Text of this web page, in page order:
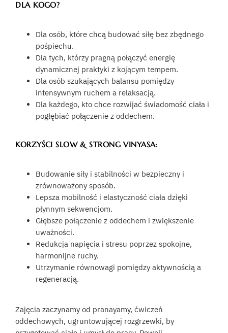
DLA KOGO?
Dla osób, które chcą budować siłę bez zbędnego
pośpiechu.
Dla tych, którzy pragną połączyć energię
dynamicznej praktyki z kojącym tempem.
Dla osób szukających balansu pomiędzy
intensywnym ruchem a relaksacją.
Dla każdego, kto chce rozwijać świadomość ciała i
pogłębiać połączenie z oddechem.
KORZYŚCI SLOW & STRONG VINYASA:
Budowanie siły i stabilności w bezpieczny i
zrównoważony sposób.
Lepsza mobilność i elastyczność ciała dzięki
płynnym sekwencjom.
Głębsze połączenie z oddechem i zwiększenie
uważności.
Redukcja napięcia i stresu poprzez spokojne,
harmonijne ruchy.
Utrzymanie równowagi pomiędzy aktywnością a
regeneracją.
Zajęcia zaczynamy od pranayamy, ćwiczeń
oddechowych, ugruntowującej rozgrzewki, by